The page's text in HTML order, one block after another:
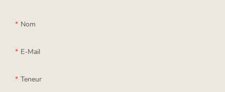
Nom
E-Mail
Teneur